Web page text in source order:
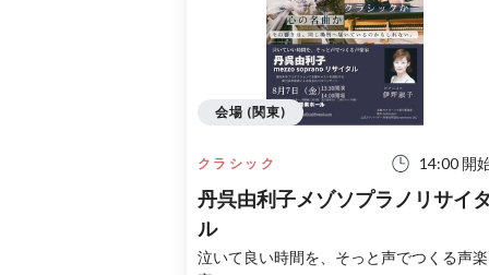
クラシック 14:00 開
丹呉由利子メゾソプラノリサイ
ル
泣いて良い時間を、そっと声でつくる声楽
会場 (関東)